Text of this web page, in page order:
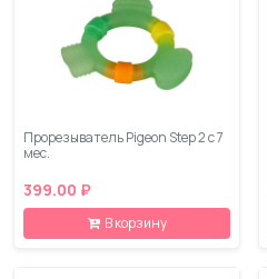
Прорезыватель Pigeon Step 2 с 7
мес.
399.00 ₽
В корзину